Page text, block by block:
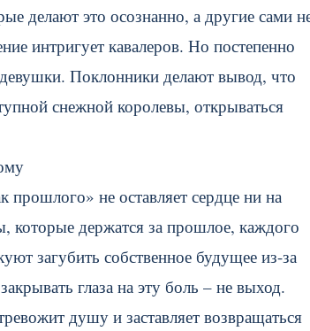
делают это осознанно, а другие сами
интригует кавалеров. Но постепенно
Поклонники делают вывод, что
снежной королевы, открываться
не оставляет сердце ни на
держатся за прошлое, каждого
загубить собственное будущее из-за
глаза на эту боль – не выход.
душу и заставляет возвращаться